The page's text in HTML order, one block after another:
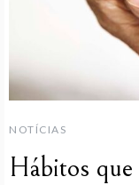
NOTÍCIAS
Hábitos